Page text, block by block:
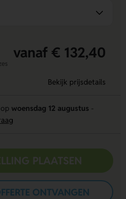
vanaf € 132,40
Bekijk prijsdetails
woensdag 12 augustus
PLAATSEN
ONTVANGEN